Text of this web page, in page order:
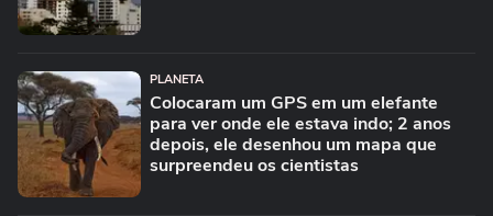
PLANETA
Colocaram um GPS em um elefante
para ver onde ele estava indo; 2 anos
depois, ele desenhou um mapa que
surpreendeu os cientistas